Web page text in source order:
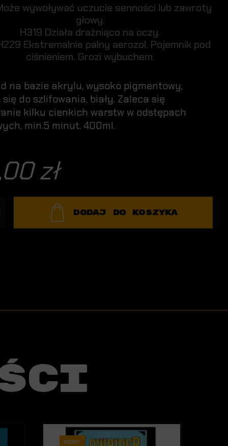
wywoływać uczucie senności lub zawroty
głowy.
H319 Działa drażniąco na oczy.
Ekstremalnie palny aerozol. Pojemnik pod
ciśnieniem. Grozi wybuchem.
na bazie akrylu, wysoko pigmentowy,
do szlifowania, biały. Zaleca się
kilku cienkich warstw w odstępach
min.5 minut. 400ml.
zł
DODAJ DO KOSZYKA
NOWY